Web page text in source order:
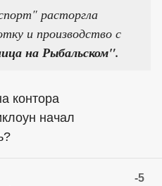
расторгла
и производство с
на Рыбальском".
контора
начал
-5